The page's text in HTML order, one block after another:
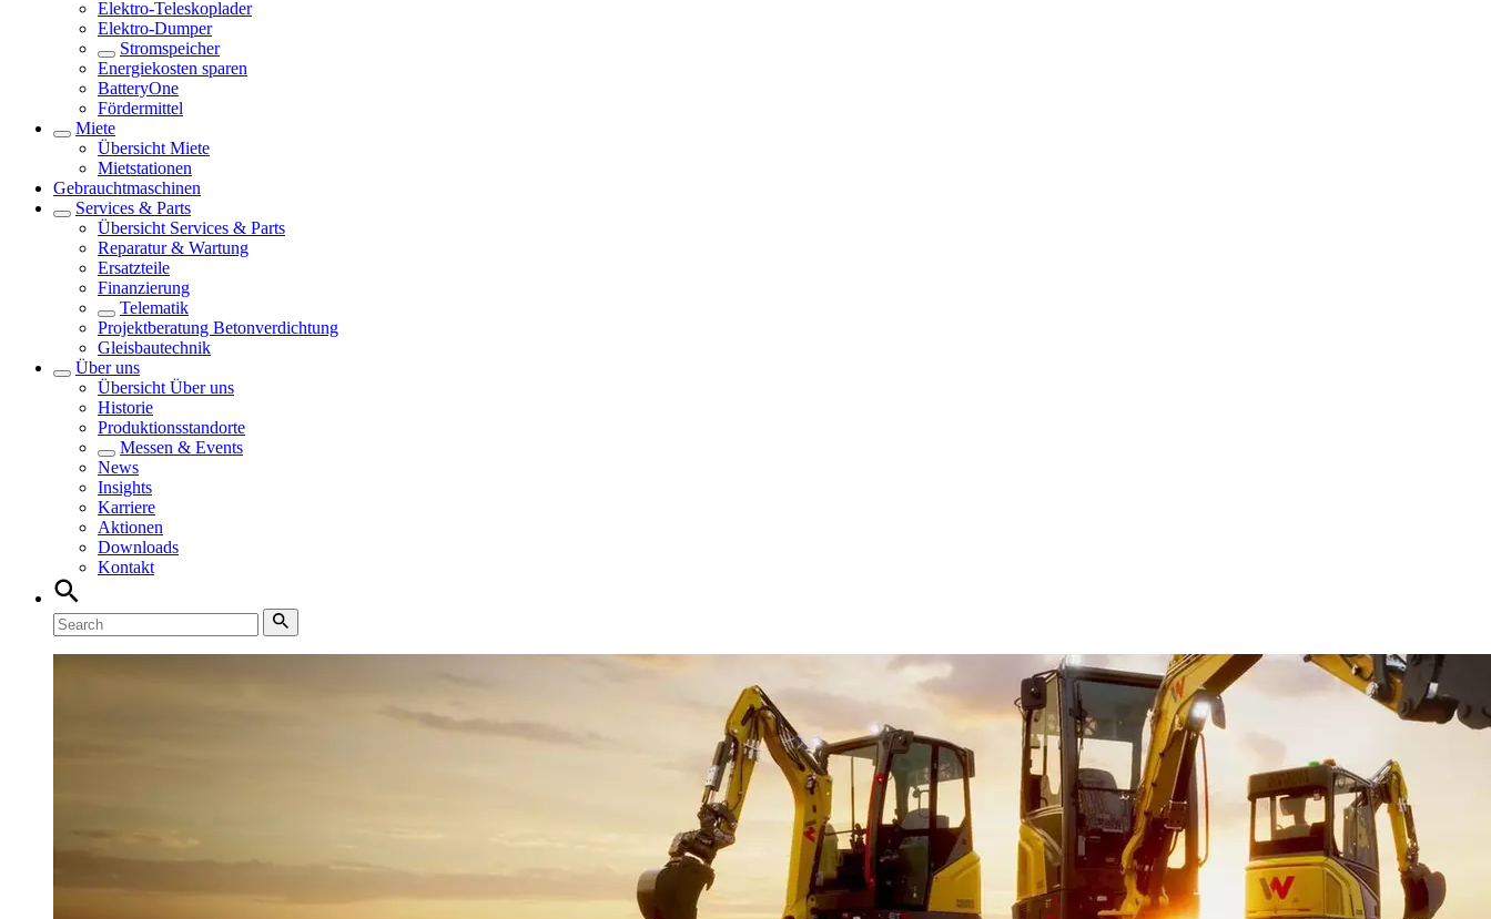
Elektro-Teleskoplader
Elektro-Dumper
Stromspeicher
Energiekosten sparen
BatteryOne
Fördermittel
Miete
Übersicht Miete
Mietstationen
Gebrauchtmaschinen
Services & Parts
Übersicht Services & Parts
Reparatur & Wartung
Ersatzteile
Finanzierung
Telematik
Projektberatung Betonverdichtung
Gleisbautechnik
Über uns
Übersicht Über uns
Historie
Produktionsstandorte
Messen & Events
News
Insights
Karriere
Aktionen
Downloads
Kontakt